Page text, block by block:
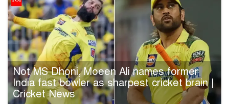
Not MS Dhoni, Moeen Ali names former
India fast bowler as sharpest cricket brain |
Cricket News